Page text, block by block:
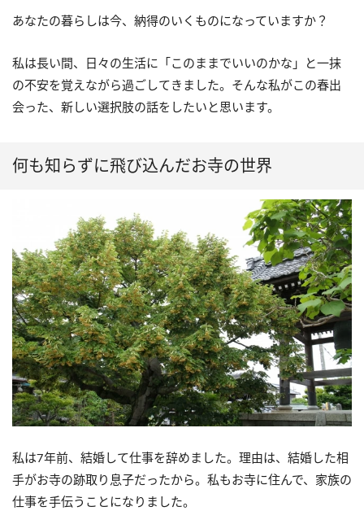
あなたの暮らしは今、納得のいくものになっていますか？
私は長い間、日々の生活に「このままでいいのかな」と一抹
の不安を覚えながら過ごしてきました。そんな私がこの春出
会った、新しい選択肢の話をしたいと思います。
何も知らずに飛び込んだお寺の世界
私は7年前、結婚して仕事を辞めました。理由は、結婚した相
手がお寺の跡取り息子だったから。私もお寺に住んで、家族の
仕事を手伝うことになりました。